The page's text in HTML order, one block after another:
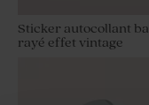
Sticker autocollant
rayé effet vintage